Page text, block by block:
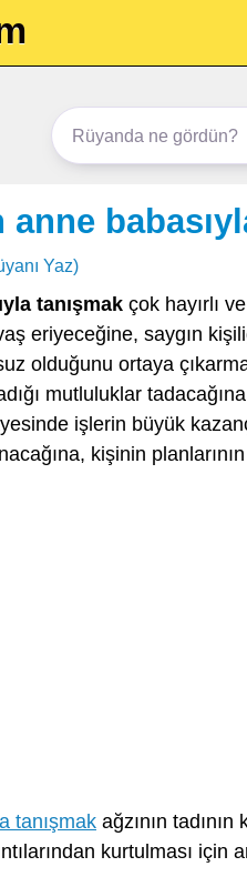
Yaz)
tanışmak çok hayırlı
eriyeceğine, saygın
olduğunu ortaya
mutluluklar
işlerin büyük
kişinin
tanışmak ağzının
kurtulması için